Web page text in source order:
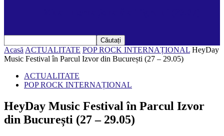
Acasă ACTUALITATE POP ROCK INTERNAȚIONAL HeyDay
Music Festival în Parcul Izvor din București (27 – 29.05)
ACTUALITATE
POP ROCK INTERNAȚIONAL
HeyDay Music Festival în Parcul Izvor
din București (27 – 29.05)